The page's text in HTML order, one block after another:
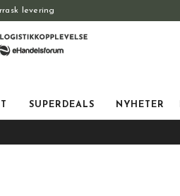
levering
SUPERDEALS NYHETER